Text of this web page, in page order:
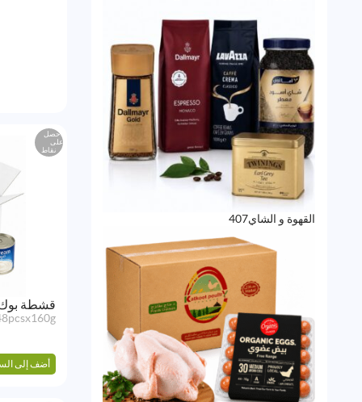
القهوة و الشاي407
407
احصل
على
نقاط
قشطة بوك
أضف إلى